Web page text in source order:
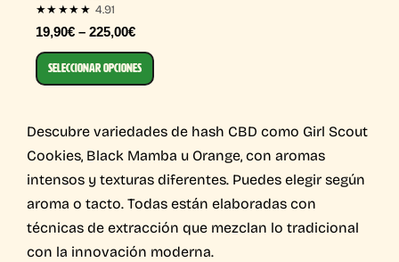
★★★★★ 4.91
19,90€ – 225,00€
SELECCIONAR OPCIONES
Descubre variedades de hash CBD como Girl Scout
Cookies, Black Mamba u Orange, con aromas
intensos y texturas diferentes. Puedes elegir según
aroma o tacto. Todas están elaboradas con
técnicas de extracción que mezclan lo tradicional
con la innovación moderna.